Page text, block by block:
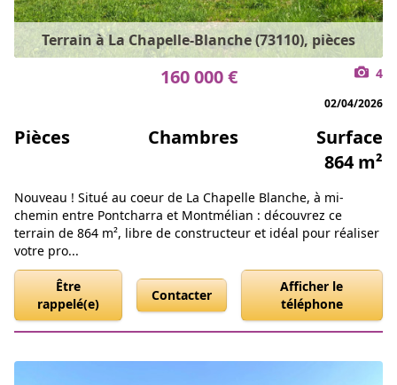
Terrain à La Chapelle-Blanche (73110), pièces
160 000 € 4
02/04/2026
Pièces Chambres
Surface
864 m²
Nouveau ! Situé au coeur de La Chapelle Blanche, à mi-
chemin entre Pontcharra et Montmélian : découvrez ce
terrain de 864 m², libre de constructeur et idéal pour réaliser
votre pro...
Être
rappelé(e)
Contacter
Afficher le
téléphone